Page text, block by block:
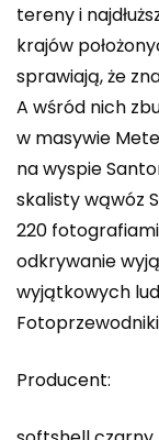
tereny i
krajów
sprawiają, że
A wśród nich
w masywie
na wyspie
skalisty wąwóz
220
odkrywanie
wyjątkowych
Producent: